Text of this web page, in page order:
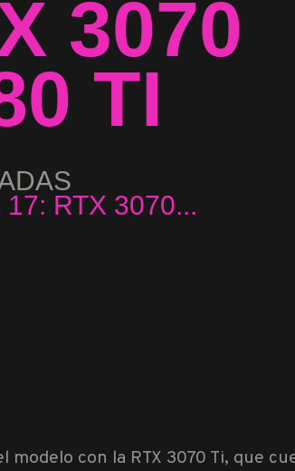
3070
TI
RTX 3070...
modelo con la RTX 3070 Ti, que